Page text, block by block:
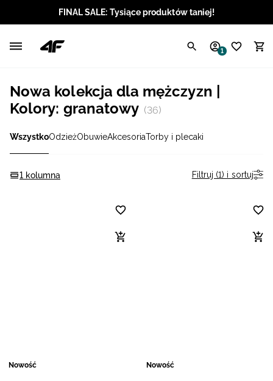
FINAL SALE: Tysiące produktów taniej!
1
Nowa kolekcja dla mężczyzn |
Kolory: granatowy (36)
WszystkoOdzieżObuwieAkcesoriaTorby i plecaki
1 kolumna Filtruj (1) i sortuj
Nowość Nowość
Angielski / USD